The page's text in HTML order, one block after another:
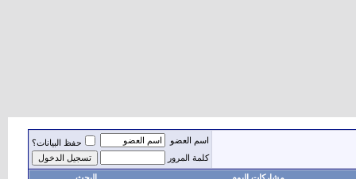
اسم العضو
حفظ البيانات؟
كلمة المرور